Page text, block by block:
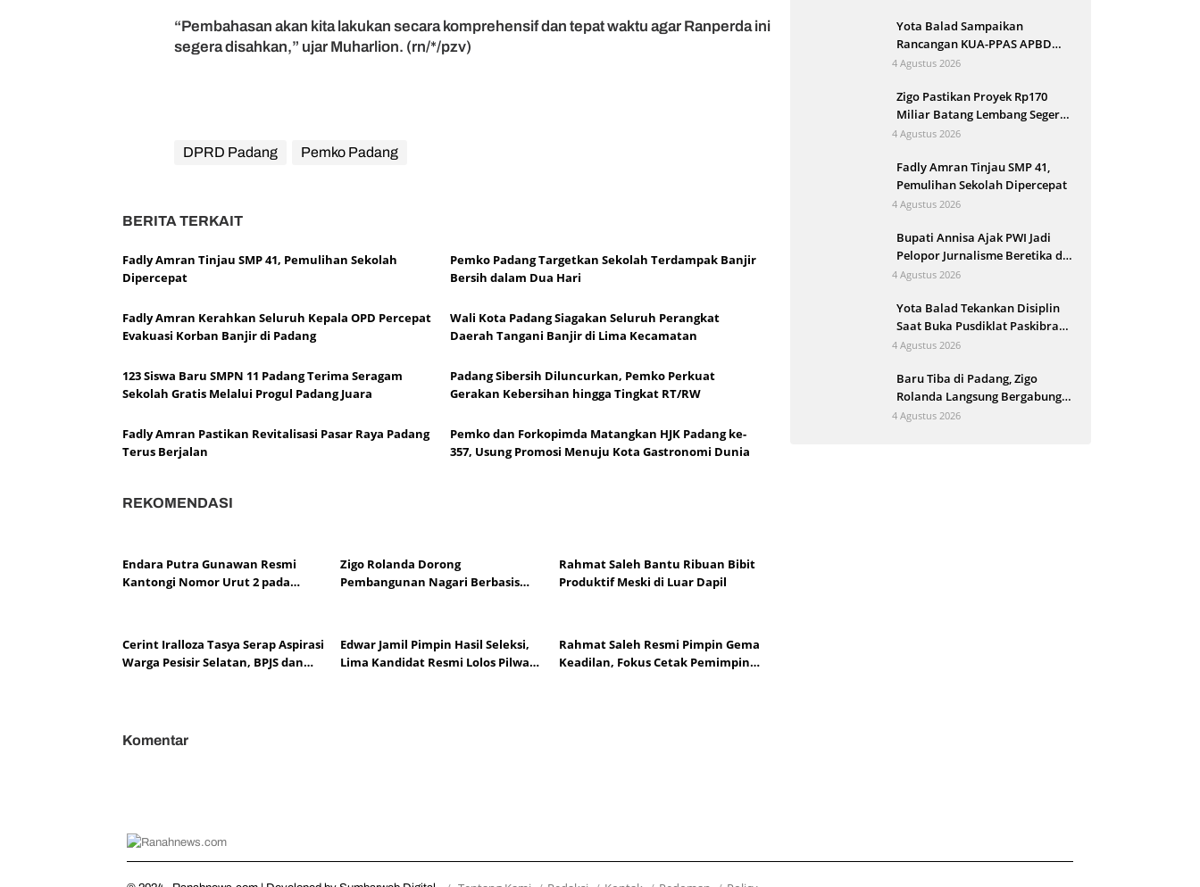
2
0
P
“Pembahasan akan kita lakukan secara komprehensif dan tepat waktu agar Ranperda ini
segera disahkan,” ujar Muharlion. (rn/*/pzv)
DPRD Padang Pemko Padang
BERITA TERKAIT
Fadly Amran Tinjau SMP 41, Pemulihan Sekolah
Dipercepat
Pemko Padang Targetkan Sekolah Terdampak Banjir
Bersih dalam Dua Hari
Fadly Amran Kerahkan Seluruh Kepala OPD Percepat
Evakuasi Korban Banjir di Padang
Wali Kota Padang Siagakan Seluruh Perangkat
Daerah Tangani Banjir di Lima Kecamatan
123 Siswa Baru SMPN 11 Padang Terima Seragam
Sekolah Gratis Melalui Progul Padang Juara
Padang Sibersih Diluncurkan, Pemko Perkuat
Gerakan Kebersihan hingga Tingkat RT/RW
Fadly Amran Pastikan Revitalisasi Pasar Raya Padang
Terus Berjalan
Pemko dan Forkopimda Matangkan HJK Padang ke-
357, Usung Promosi Menuju Kota Gastronomi Dunia
REKOMENDASI
Endara Putra Gunawan Resmi
Kantongi Nomor Urut 2 pada
Zigo Rolanda Dorong
Pembangunan Nagari Berbasis
Rahmat Saleh Bantu Ribuan Bibit
Produktif Meski di Luar Dapil
Cerint Iralloza Tasya Serap Aspirasi
Warga Pesisir Selatan, BPJS dan
Edwar Jamil Pimpin Hasil Seleksi,
Lima Kandidat Resmi Lolos Pilwana
Rahmat Saleh Resmi Pimpin Gema
Keadilan, Fokus Cetak Pemimpin
Komentar
Yota Balad Sampaikan
Rancangan KUA-PPAS APBD
Kota Pariaman 2027 ke DPRD
4 Agustus 2026
Zigo Pastikan Proyek Rp170
Miliar Batang Lembang Segera
Berjalan
4 Agustus 2026
Fadly Amran Tinjau SMP 41,
Pemulihan Sekolah Dipercepat
4 Agustus 2026
Bupati Annisa Ajak PWI Jadi
Pelopor Jurnalisme Beretika di
Tengah Perkembangan AI
4 Agustus 2026
Yota Balad Tekankan Disiplin
Saat Buka Pusdiklat Paskibraka
Pariaman
4 Agustus 2026
Baru Tiba di Padang, Zigo
Rolanda Langsung Bergabung
Evakuasi Korban Banjir
4 Agustus 2026